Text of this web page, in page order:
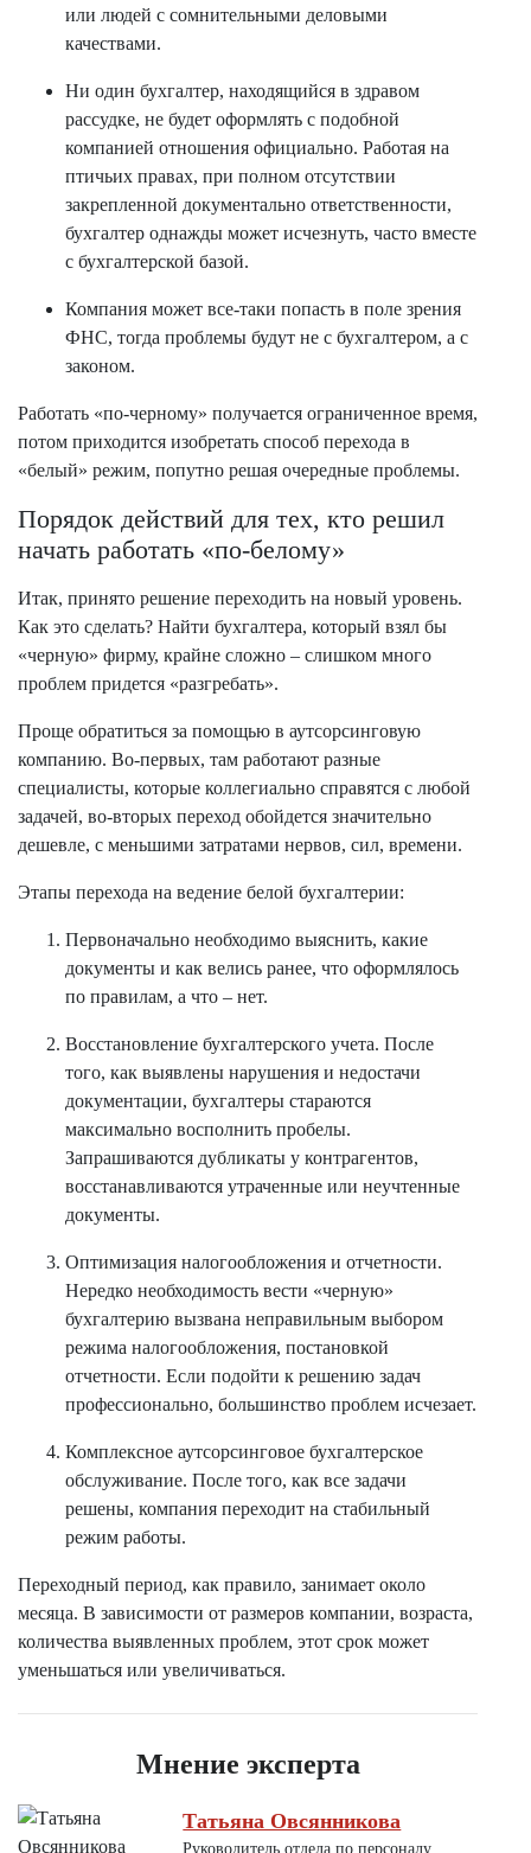
или людей с сомнительными деловыми
качествами.
Ни один бухгалтер, находящийся в здравом
рассудке, не будет оформлять с подобной
компанией отношения официально. Работая на
птичьих правах, при полном отсутствии
закрепленной документально ответственности,
бухгалтер однажды может исчезнуть, часто вместе
с бухгалтерской базой.
Компания может все-таки попасть в поле зрения
ФНС, тогда проблемы будут не с бухгалтером, а с
законом.
Работать «по-черному» получается ограниченное время,
потом приходится изобретать способ перехода в
«белый» режим, попутно решая очередные проблемы.
Порядок действий для тех, кто решил
начать работать «по-белому»
Итак, принято решение переходить на новый уровень.
Как это сделать? Найти бухгалтера, который взял бы
«черную» фирму, крайне сложно – слишком много
проблем придется «разгребать».
Проще обратиться за помощью в аутсорсинговую
компанию. Во-первых, там работают разные
специалисты, которые коллегиально справятся с любой
задачей, во-вторых переход обойдется значительно
дешевле, с меньшими затратами нервов, сил, времени.
Этапы перехода на ведение белой бухгалтерии:
Первоначально необходимо выяснить, какие
документы и как велись ранее, что оформлялось
по правилам, а что – нет.
Восстановление бухгалтерского учета. После
того, как выявлены нарушения и недостачи
документации, бухгалтеры стараются
максимально восполнить пробелы.
Запрашиваются дубликаты у контрагентов,
восстанавливаются утраченные или неучтенные
документы.
Оптимизация налогообложения и отчетности.
Нередко необходимость вести «черную»
бухгалтерию вызвана неправильным выбором
режима налогообложения, постановкой
отчетности. Если подойти к решению задач
профессионально, большинство проблем исчезает.
Комплексное аутсорсинговое бухгалтерское
обслуживание. После того, как все задачи
решены, компания переходит на стабильный
режим работы.
Переходный период, как правило, занимает около
месяца. В зависимости от размеров компании, возраста,
количества выявленных проблем, этот срок может
уменьшаться или увеличиваться.
Мнение эксперта
Татьяна Овсянникова
Руководитель отдела по персоналу